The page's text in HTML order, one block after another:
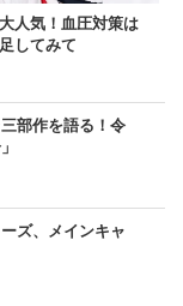
人気！血圧対策は
してみて
部作を語る！令
ズ、メインキャ